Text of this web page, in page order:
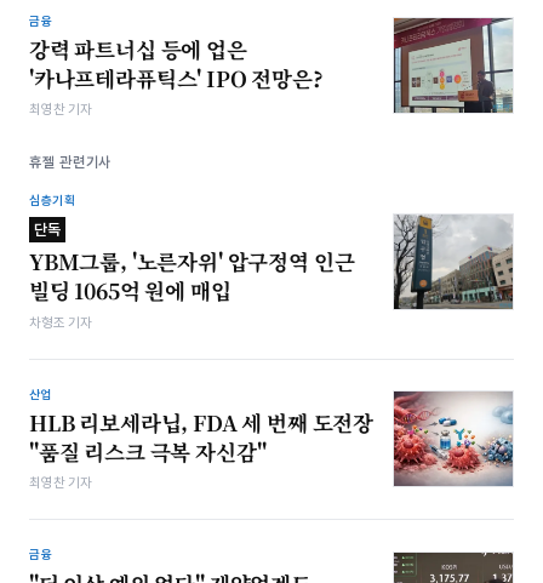
금융
강력 파트너십 등에 업은
'카나프테라퓨틱스' IPO 전망은?
최영찬 기자
휴젤 관련기사
심층기획
단독
YBM그룹, '노른자위' 압구정역 인근
빌딩 1065억 원에 매입
차형조 기자
산업
HLB 리보세라닙, FDA 세 번째 도전장
"품질 리스크 극복 자신감"
최영찬 기자
금융